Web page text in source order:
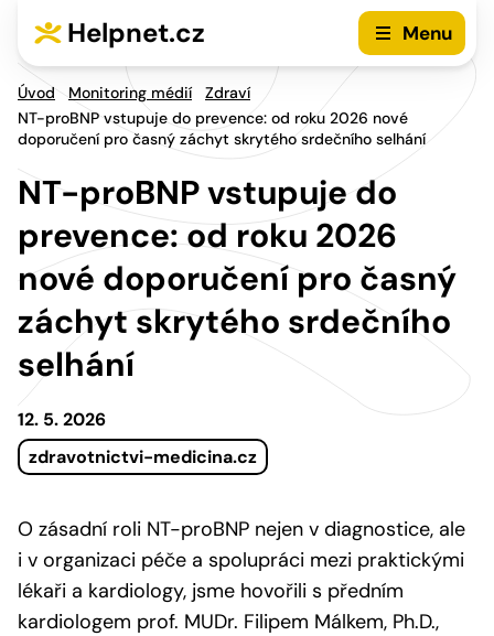
Helpnet.cz Menu
Úvod Monitoring médií
Zdraví
NT-proBNP vstupuje do prevence: od roku 2026 nové
doporučení pro časný záchyt skrytého srdečního selhání
NT-proBNP vstupuje do
prevence: od roku 2026
nové doporučení pro časný
záchyt skrytého srdečního
selhání
12. 5. 2026
zdravotnictvi-medicina.cz
O zásadní roli NT-proBNP nejen v diagnostice, ale
i v organizaci péče a spolupráci mezi praktickými
lékaři a kardiology, jsme hovořili s předním
kardiologem prof. MUDr. Filipem Málkem, Ph.D.,